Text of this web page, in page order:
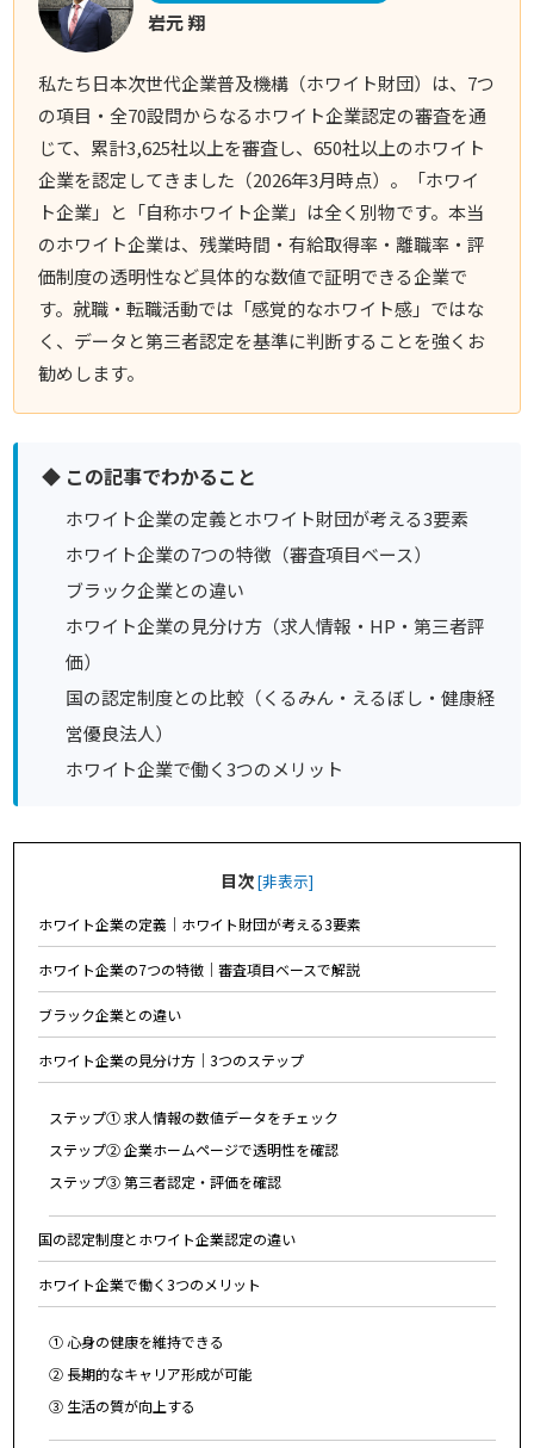
岩元 翔
私たち日本次世代企業普及機構（ホワイト財団）は、 7つ
の項目・全70設問からなるホワイト企業認定の審査を通
じて、累計3,625社以上を審査し、650社以上のホワイト
企業を認定してきました（2026年3月時点）。「ホワイ
ト企業」と「自称ホワイト企業」は全く別物です。本当
のホワイト企業は、残業時間・有給取得率・離職率・評
価制度の透明性など具体的な数値で証明できる企業で
す。就職・転職活動では「感覚的なホワイト感」ではな
く、データと第三者認定を基準に判断することを強くお
勧めします。
◆ この記事でわかること
ホワイト企業の定義とホワイト財団が考える3要素
ホワイト企業の7つの特徴（審査項目ベース）
ブラック企業との違い
ホワイト企業の見分け方（求人情報・HP・第三者評
価）
国の認定制度との比較（くるみん・えるぼし・健康経
営優良法人）
ホワイト企業で働く3つのメリット
目次[非表示]
ホワイト企業の定義｜ホワイト財団が考える3要素
ホワイト企業の7つの特徴｜審査項目ベースで解説
ブラック企業との違い
ホワイト企業の見分け方｜3つのステップ
ステップ① 求人情報の数値データをチェック
ステップ② 企業ホームページで透明性を確認
ステップ③ 第三者認定・評価を確認
国の認定制度とホワイト企業認定の違い
ホワイト企業で働く3つのメリット
① 心身の健康を維持できる
② 長期的なキャリア形成が可能
③ 生活の質が向上する